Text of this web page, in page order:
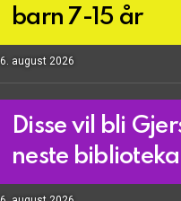
barn 7-15 år
6. august 2026
Disse vil bli
neste